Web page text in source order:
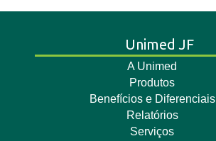
Unimed JF
A Unimed
Produtos
Benefícios e Diferenciais
Relatórios
Serviços